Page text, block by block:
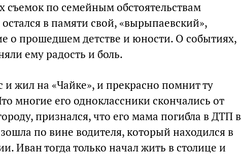
съемок по семейным обстоятельствам
в памяти свой, «вырыпаевский»,
о прошедшем детстве и юности. О событиях,
ему радость и боль.
жил на «Чайке», и прекрасно помнит ту
многие его одноклассники скончались от
признался, что его мама погибла в ДТП в
по вине водителя, который находился в
Иван тогда только начал жить в столице и